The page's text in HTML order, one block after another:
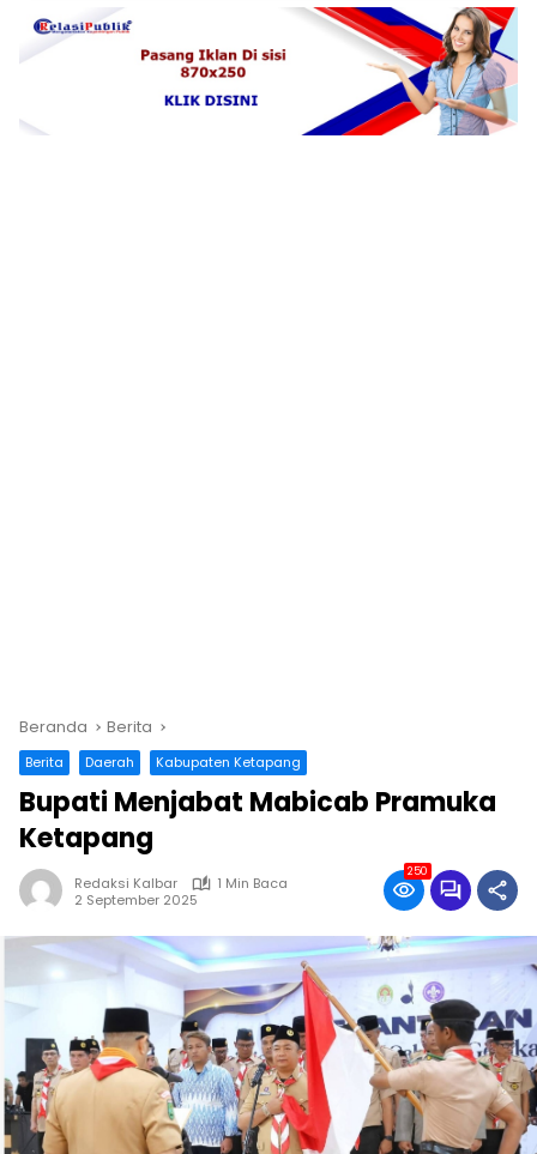
Beranda Berita
Berita Daerah Kabupaten Ketapang
Bupati Menjabat Mabicab Pramuka
Ketapang
Redaksi Kalbar
1 Min Baca
2 September 2025
250